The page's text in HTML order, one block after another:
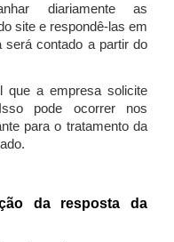
diariamente as
site e respondê-las em
contado a partir do
que a empresa solicite
pode ocorrer nos
para o tratamento da
da resposta da